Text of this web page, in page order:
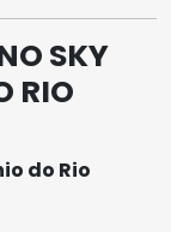
SKY
RIO
do Rio